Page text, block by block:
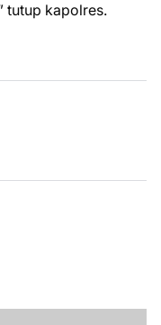
tutup kapolres.